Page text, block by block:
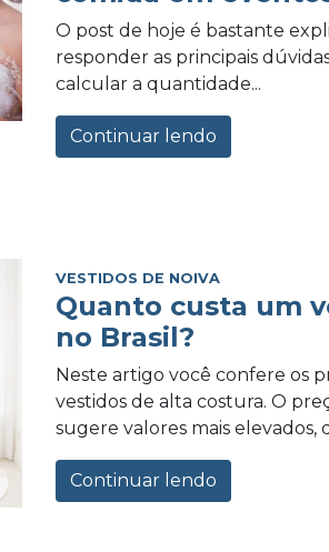
O post de hoje é bastante
responder as principais
calcular a quantidade...
Continuar lendo
VESTIDOS DE NOIVA
Quanto custa um
no Brasil?
Neste artigo você confere os
vestidos de alta costura. O
sugere valores mais elevados,
Continuar lendo